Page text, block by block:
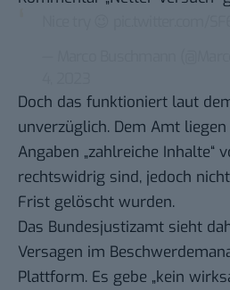
Doch das funktioniert laut
unverzüglich. Dem Amt
Angaben „zahlreiche Inhalte“
rechtswidrig sind, jedoch
Frist gelöscht wurden.
Das Bundesjustizamt sieht
Versagen im
Plattform. Es gebe „kein